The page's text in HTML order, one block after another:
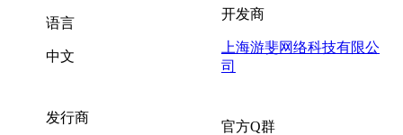
语言
中文
开发商
上海游斐网络科技有限公
司
发行商
官方Q群